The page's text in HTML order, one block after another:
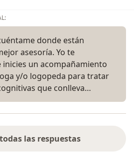
donde están
asesoría. Yo te
un acompañamiento
y/o logopeda para tratar
que conlleva…
las respuestas